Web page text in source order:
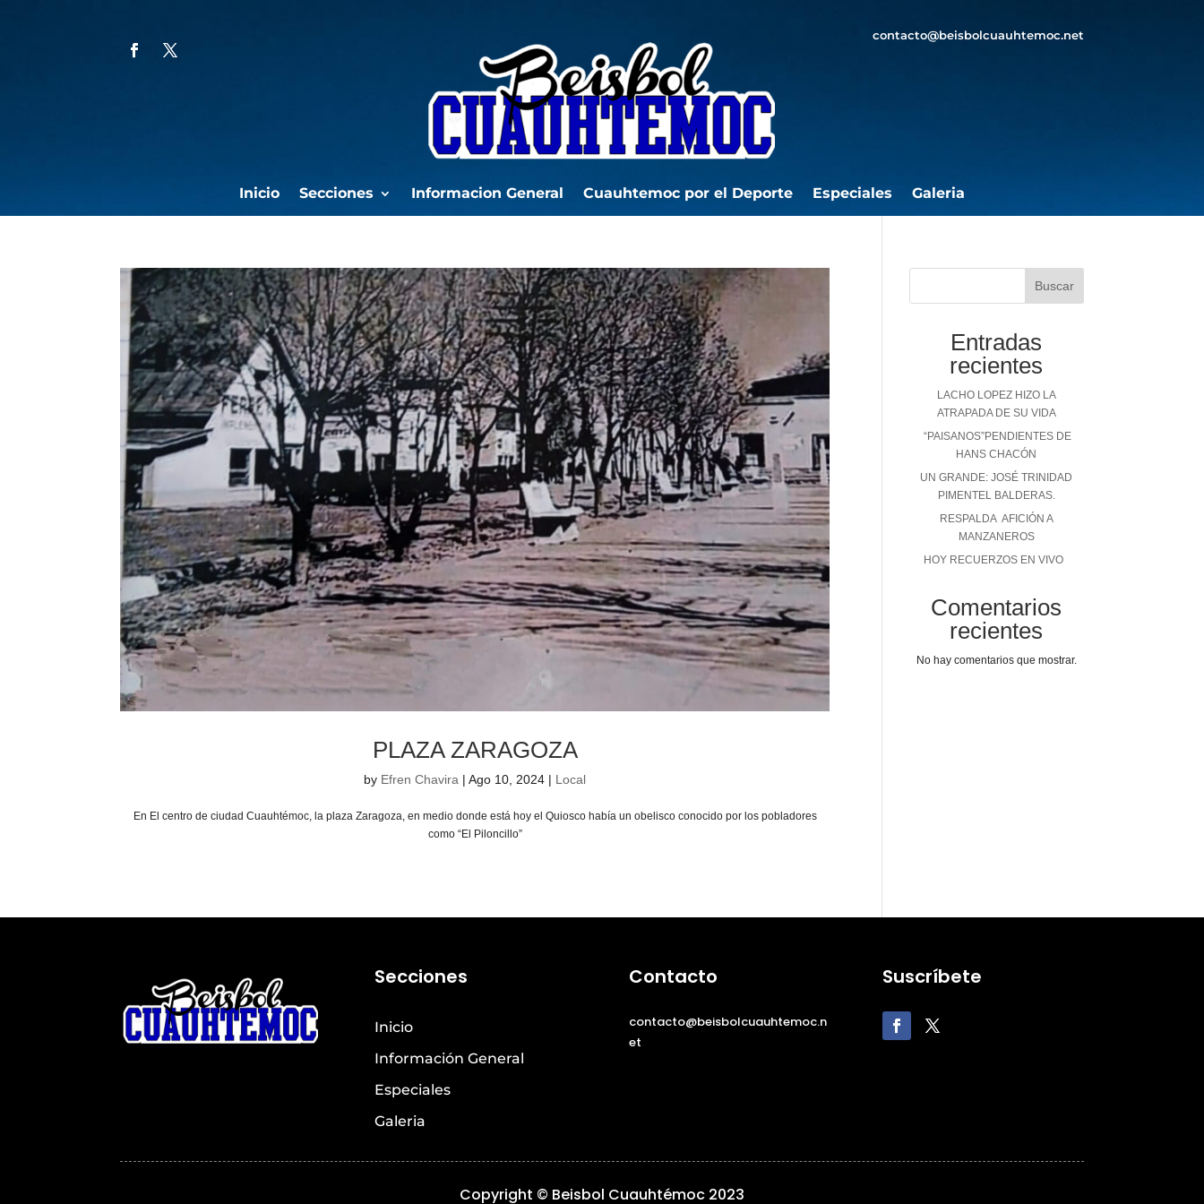
contacto@beisbolcuauhtemoc.net
Inicio Secciones Informacion General Cuauhtemoc por el Deporte Especiales Galeria
PLAZA ZARAGOZA
by Efren Chavira |Ago 10, 2024 | Local
En El centro de ciudad Cuauhtémoc, la plaza Zaragoza, en medio donde está hoy el Quiosco había un obelisco conocido por los pobladores
como “El Piloncillo”
Buscar
Entradas
recientes
LACHO LOPEZ HIZO LA
ATRAPADA DE SU VIDA
“PAISANOS”PENDIENTES DE
HANS CHACÓN
UN GRANDE: JOSÉ TRINIDAD
PIMENTEL BALDERAS.
RESPALDA AFICIÓN A
MANZANEROS
HOY RECUERZOS EN VIVO
Comentarios
recientes
No hay comentarios que mostrar.
Secciones
Inicio
Información General
Especiales
Galeria
Contacto
contacto@beisbolcuauhtemoc.n
et
Suscríbete
Copyright © Beisbol Cuauhtémoc 2023